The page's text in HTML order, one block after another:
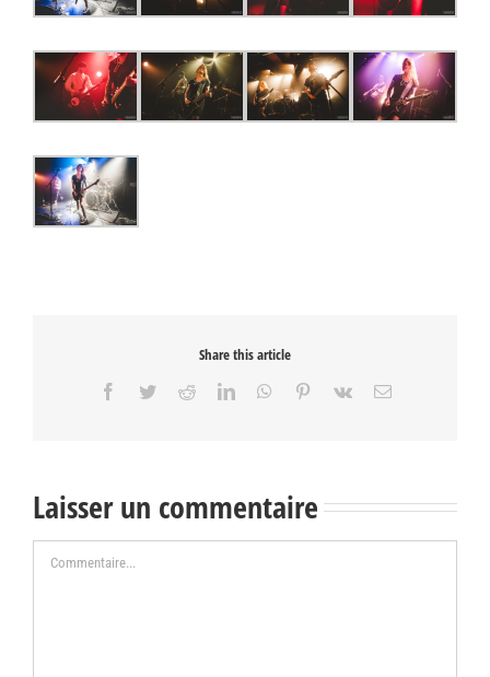
Share this article
Facebook
TwitterRedditLinkedInWhatsApp
Pinterest
Vk Email
Laisser un commentaire
Commentaire